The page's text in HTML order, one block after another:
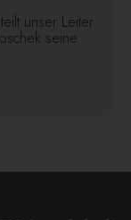
unser Leiter
seine